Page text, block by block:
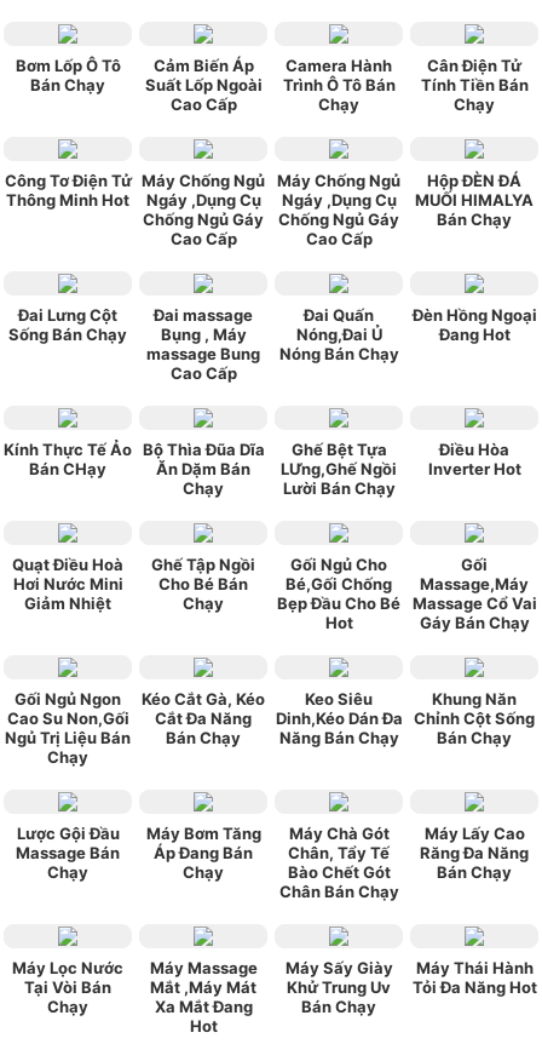
Bơm Lốp Ô Tô
Bán Chạy
Cảm Biến Áp
Suất Lốp Ngoài
Cao Cấp
Camera Hành
Trình Ô Tô Bán
Chạy
Cân Điện Tử
Tính Tiền Bán
Chạy
Công Tơ Điện Tử
Thông Minh Hot
Máy Chống Ngủ
Ngáy ,Dụng Cụ
Chống Ngủ Gáy
Cao Cấp
Máy Chống Ngủ
Ngáy ,Dụng Cụ
Chống Ngủ Gáy
Cao Cấp
Hộp ĐÈN ĐÁ
MUỐI HIMALYA
Bán Chạy
Đai Lưng Cột
Sống Bán Chạy
Đai massage
Bụng , Máy
massage Bung
Cao Cấp
Đai Quấn
Nóng,Đai Ủ
Nóng Bán Chạy
Đèn Hồng Ngoại
Đang Hot
Kính Thực Tế Ảo
Bán CHạy
Bộ Thìa Đũa Dĩa
Ăn Dặm Bán
Chạy
Ghế Bệt Tựa
LƯng,Ghế Ngồi
Lười Bán Chạy
Điều Hòa
Inverter Hot
Quạt Điều Hoà
Hơi Nước Mini
Giảm Nhiệt
Ghế Tập Ngồi
Cho Bé Bán
Chạy
Gối Ngủ Cho
Bé,Gối Chống
Bẹp Đầu Cho Bé
Hot
Gối
Massage,Máy
Massage Cổ Vai
Gáy Bán Chạy
Gối Ngủ Ngon
Cao Su Non,Gối
Ngủ Trị Liệu Bán
Chạy
Kéo Cắt Gà, Kéo
Cắt Đa Năng
Bán Chạy
Keo Siêu
Dinh,Kéo Dán Đa
Năng Bán Chạy
Khung Năn
Chỉnh Cột Sống
Bán Chạy
Lược Gội Đầu
Massage Bán
Chạy
Máy Bơm Tăng
Áp Đang Bán
Chạy
Máy Chà Gót
Chân, Tẩy Tế
Bào Chết Gót
Chân Bán Chạy
Máy Lấy Cao
Răng Đa Năng
Bán Chạy
Máy Lọc Nước
Tại Vòi Bán
Chạy
Máy Massage
Mắt ,Máy Mát
Xa Mắt Đang
Hot
Máy Sấy Giày
Khử Trung Uv
Bán Chạy
Máy Thái Hành
Tỏi Đa Năng Hot